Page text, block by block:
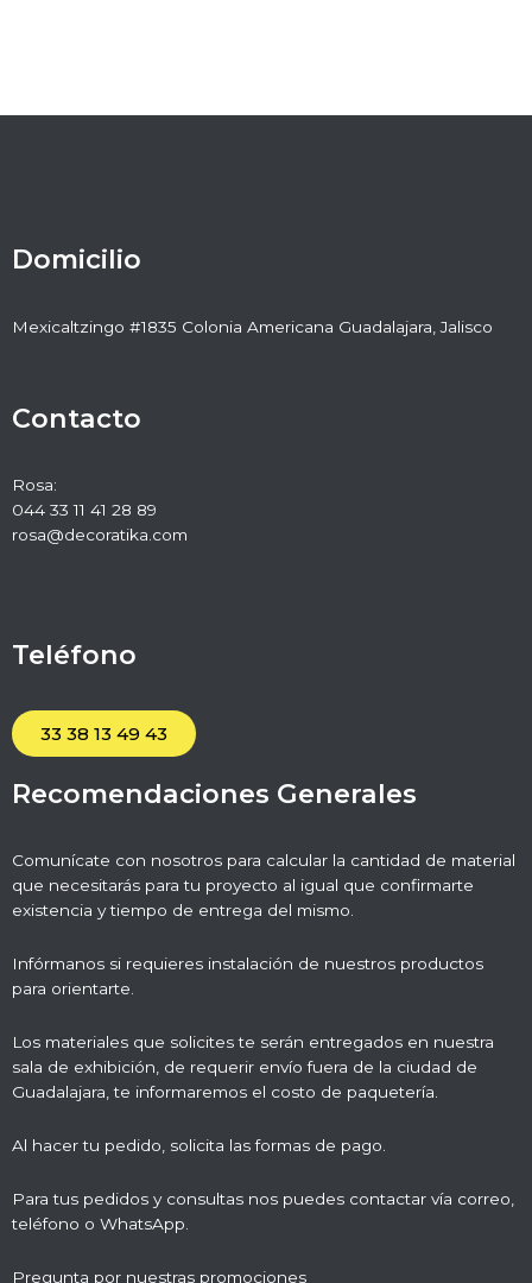
Domicilio
Mexicaltzingo #1835 Colonia Americana Guadalajara, Jalisco
Contacto
Rosa:
044 33 11 41 28 89
rosa@decoratika.com
Teléfono
33 38 13 49 43
Recomendaciones Generales
Comunícate con nosotros para calcular la cantidad de material
que necesitarás para tu proyecto al igual que confirmarte
existencia y tiempo de entrega del mismo.
Infórmanos si requieres instalación de nuestros productos
para orientarte.
Los materiales que solicites te serán entregados en nuestra
sala de exhibición, de requerir envío fuera de la ciudad de
Guadalajara, te informaremos el costo de paquetería.
Al hacer tu pedido, solicita las formas de pago.
Para tus pedidos y consultas nos puedes contactar vía correo,
teléfono o WhatsApp.
Pregunta por nuestras promociones